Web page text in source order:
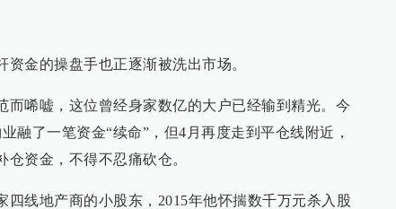
金的操盘手也正逐渐被洗出市场。
而唏嘘，这位曾经身家数亿的大户已经输到精光。今
融了一笔资金“续命”，但4月再度走到平仓线附近，
资金，不得不忍痛砍仓。
四线地产商的小股东，2015年他怀揣数千万元杀入股